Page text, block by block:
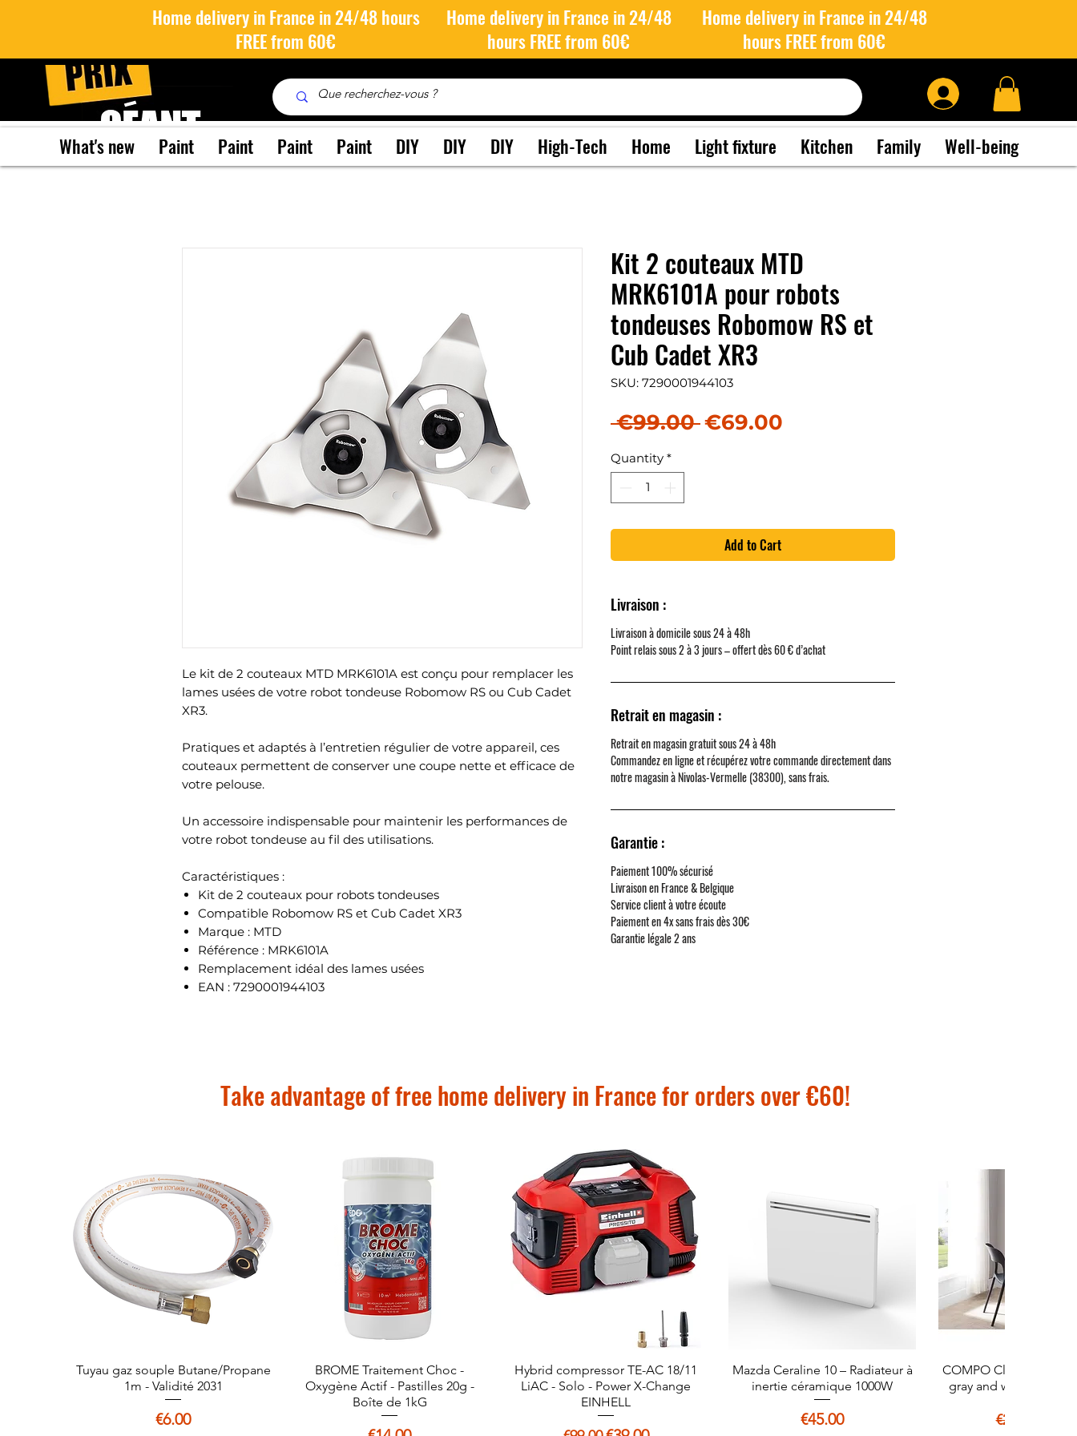
Home delivery in France in 24/48 hours
FREE from 60€
Home delivery in France in 24/48
hours FREE from 60€
Home delivery in France in 24/48
hours FREE from 60€
What's new Paint Paint Paint Paint DIY DIY DIY High-Tech Home Light fixture Kitchen Family Well-being
Le kit de 2 couteaux MTD MRK6101A est conçu pour remplacer les
lames usées de votre robot tondeuse Robomow RS ou Cub Cadet
XR3.
Pratiques et adaptés à l’entretien régulier de votre appareil, ces
couteaux permettent de conserver une coupe nette et efficace de
votre pelouse.
Un accessoire indispensable pour maintenir les performances de
votre robot tondeuse au fil des utilisations.
Caractéristiques :
Kit de 2 couteaux pour robots tondeuses
Compatible Robomow RS et Cub Cadet XR3
Marque : MTD
Référence : MRK6101A
Remplacement idéal des lames usées
EAN : 7290001944103
Kit 2 couteaux MTD
MRK6101A pour robots
tondeuses Robomow RS et
Cub Cadet XR3
SKU: 7290001944103
€99.00 Regular Price
€69.00
Quantity *
Add to Cart
Livraison :
Livraison à domicile sous 24 à 48h
Point relais sous 2 à 3 jours – offert dès 60 € d’achat
Retrait en magasin :
Retrait en magasin gratuit sous 24 à 48h
Commandez en ligne et récupérez votre commande directement dans
notre magasin àNivolas-Vermelle (38300), sans frais.
Garantie :
Paiement 100% sécurisé
Livraison en France & Belgique
Service client à votre écoute
Paiement en 4x sans frais dès 30€
Garantie légale 2 ans
Take advantage of free home delivery in France for orders over €60!
Quick View
Tuyau gaz souple Butane/Propane
1m - Validité 2031
Price
€6.00
Quick View
BROME Traitement Choc -
Oxygène Actif - Pastilles 20g -
Boîte de 1kG
Quick View
Hybrid compressor TE-AC 18/11
LiAC - Solo - Power X-Change
EINHELL
Quick View
Mazda Ceraline 10 – Radiateur à
inertie céramique 1000W
Price
€45.00
COMPO Classic
gray and white decor -
Regular
€29.99